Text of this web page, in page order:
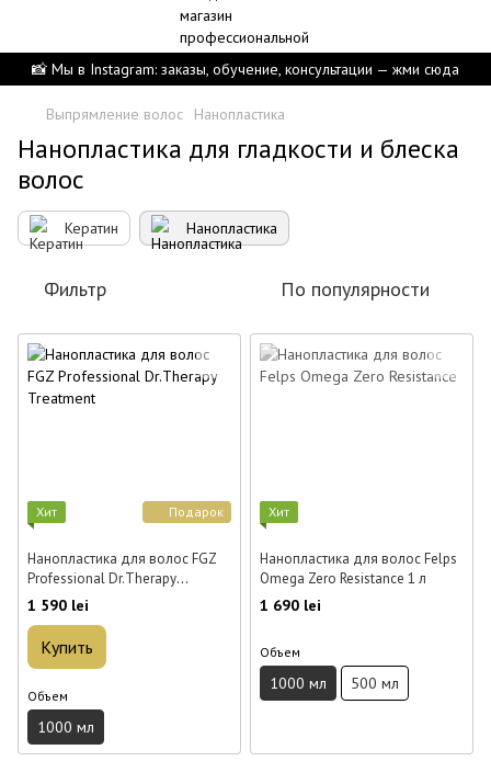
📸 Мы в Instagram: заказы, обучение, консультации — жми сюда
Выпрямление волос Нанопластика
Нанопластика для гладкости и блеска
волос
Кератин Нанопластика
Фильтр По популярности
Подарок
Хит
Нанопластика для волос FGZ
Professional Dr.Therapy
Treatment 1000 мл
1 590 lei
Купить
Объем
1000 мл
Хит
Нанопластика для волос Felps
Omega Zero Resistance 1 л
1 690 lei
Объем
1000 мл 500 мл